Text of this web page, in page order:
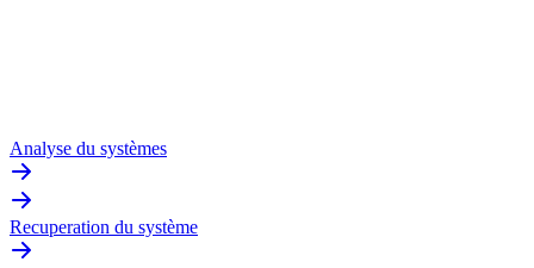
Analyse du systèmes
Recuperation du système